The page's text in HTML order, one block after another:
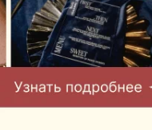
пергидролью.